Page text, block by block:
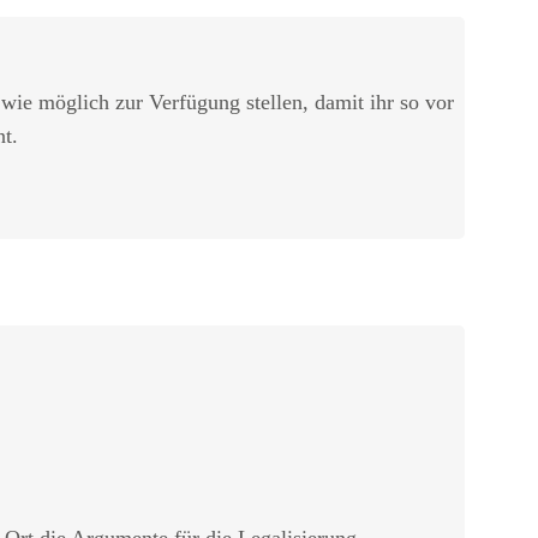
möglich zur Verfügung stellen, damit ihr so vor